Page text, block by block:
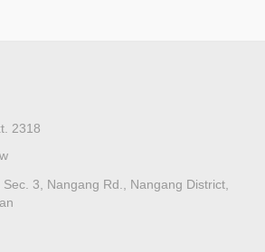
2318
3, Nangang Rd., Nangang District,